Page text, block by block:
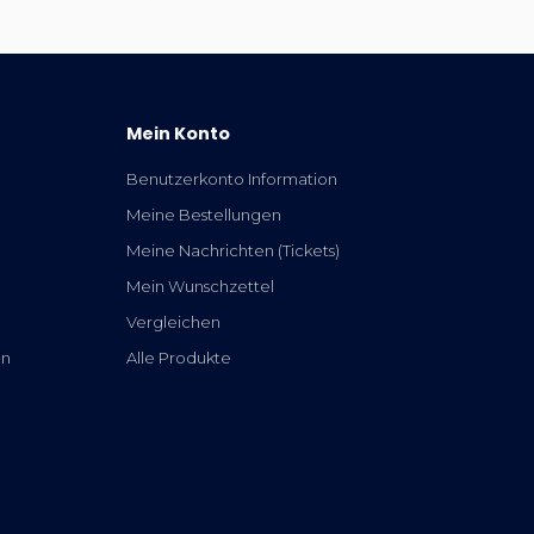
Mein Konto
Benutzerkonto Information
Meine Bestellungen
Meine Nachrichten (Tickets)
Mein Wunschzettel
Vergleichen
Alle Produkte